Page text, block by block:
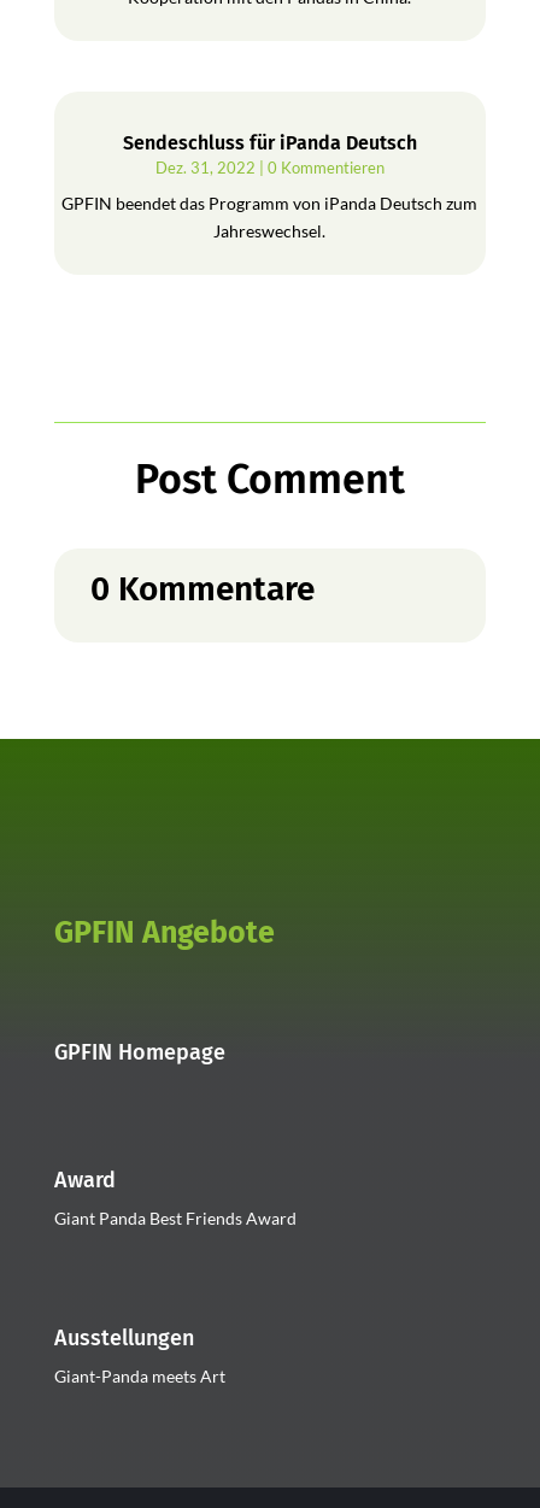
Sendeschluss für iPanda Deutsch
Dez. 31, 2022 | 0 Kommentieren
GPFIN beendet das Programm von iPanda Deutsch zum
Jahreswechsel.
Post Comment
0 Kommentare
GPFIN Angebote
GPFIN Homepage
Award
Giant Panda Best Friends Award
Ausstellungen
Giant-Panda meets Art